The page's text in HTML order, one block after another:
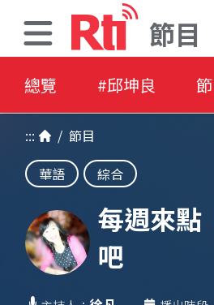
節目
總覽 #邱坤良
::: / 節目
華語
綜合
每週來點
吧